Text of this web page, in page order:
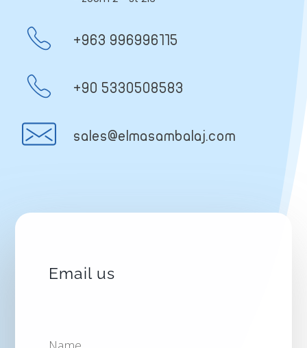
+963 996996115
+90 5330508583
sales@elmasambalaj.com
Email us